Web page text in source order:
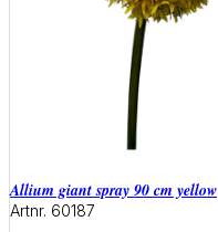
allium giant spray 90 cm yellow
Artnr. 60187